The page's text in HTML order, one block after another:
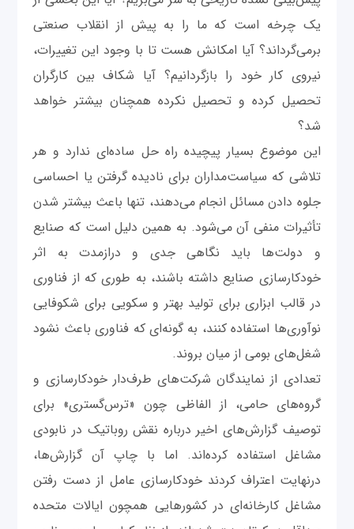
یک چرخه ‌است که ما را به پیش از انقلاب صنعتی
برمی‌گرداند؟ آیا امکانش هست تا با وجود این تغییرات،
نیروی کار خود را بازگردانیم؟ آیا شکاف بین کارگران
تحصیل‌ کرده و تحصیل ‌‌نکرده همچنان بیشتر خواهد
شد؟
این موضوع بسیار پیچیده راه حل ساده‌ای ندارد و هر
تلاشی که سیاست‌مداران برای نادیده گرفتن یا احساسی
جلوه دادن مسائل انجام می‌دهند، تنها باعث بیشتر شدن
تأثیرات منفی آن می‌شود. به همین دلیل است که صنایع
و دولت‌ها باید نگاهی جدی و درازمدت به اثر
خودکارسازی صنایع داشته باشند، به ‌طوری که از فناوری
در قالب ابزاری برای تولید بهتر و سکویی برای شکوفایی
نوآوری‌ها استفاده کنند، به‌ گونه‌ای که فناوری باعث نشود
شغل‌های بومی از میان بروند.
تعدادی از نمایندگان شرکت‌های طرف‌دار خودکارسازی و
گروه‌های حامی، از الفاظی چون «ترس‌گستری» برای
توصیف گزارش‌های اخیر درباره نقش روباتیک‌ در نابودی
مشاغل استفاده کرده‌اند. اما با چاپ آن گزارش‌ها،
درنهایت اعتراف کردند خودکارسازی عامل از دست رفتن
مشاغل کارخانه‌ای در کشورهایی همچون ایالات متحده